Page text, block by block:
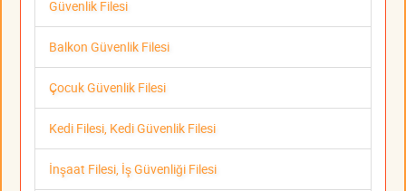
Güvenlik Filesi
Balkon Güvenlik Filesi
Çocuk Güvenlik Filesi
Kedi Filesi, Kedi Güvenlik Filesi
İnşaat Filesi, İş Güvenliği Filesi